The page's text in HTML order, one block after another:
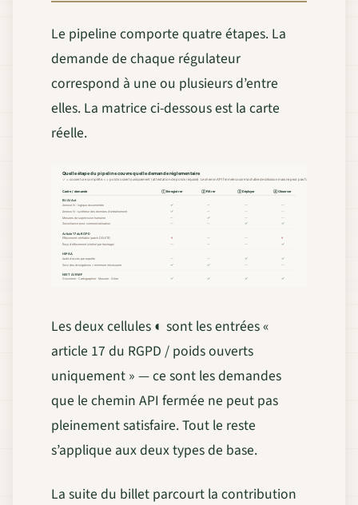
Le pipeline comporte quatre étapes. La
demande de chaque régulateur
correspond à une ou plusieurs d’entre
elles. La matrice ci-dessous est la carte
réelle.
Quelle étape du pipeline couvre quelle demande réglementaire
✓ = couverture complète. ◐ = poids ouverts uniquement (attestation de poids requise). Le chemin API fermée couvre la chaîne de décision mais ne peut pas faire la revendication au niveau des
Cadre / demande ① Enregistrer ② Filtrer ③ Déployer ④ Observer
EU AI Act
Annexe IV : logique documentée ✓ — —
—
Annexe IV : synthèse des données d'entraînement
✓ — —
—
Mesures de supervision humaine
— ✓ —
—
Surveillance post-commercialisation
— — ✓ ✓
Article 17 du RGPD
Effacement vérifiable (patch DELETE) ◐ — — ◐
Reçu d'effacement (chaîné par hachage) — — — ✓
HIPAA
Audit d'accès par requête — — ✓ ✓
Suivi des divulgations + minimum nécessaire ✓ ✓ — —
NIST AI RMF
Gouverner · Cartographier · Mesurer · Gérer ✓ ✓ ✓ ✓
Les deux cellules ◐ sont les entrées «
article 17 du RGPD / poids ouverts
uniquement » — ce sont les demandes
que le chemin API fermée ne peut pas
pleinement satisfaire. Tout le reste
s’applique aux deux types de base.
La suite du billet parcourt la contribution